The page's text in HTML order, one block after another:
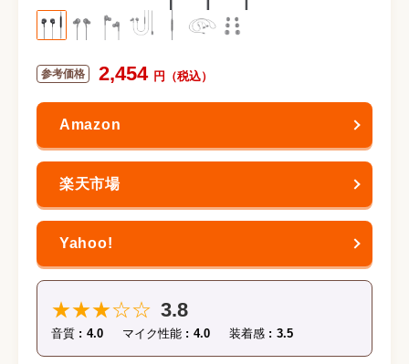
2,454
★★★☆☆ 3.8
音質 4.0 マイク性能 4.0 装着感 3.5